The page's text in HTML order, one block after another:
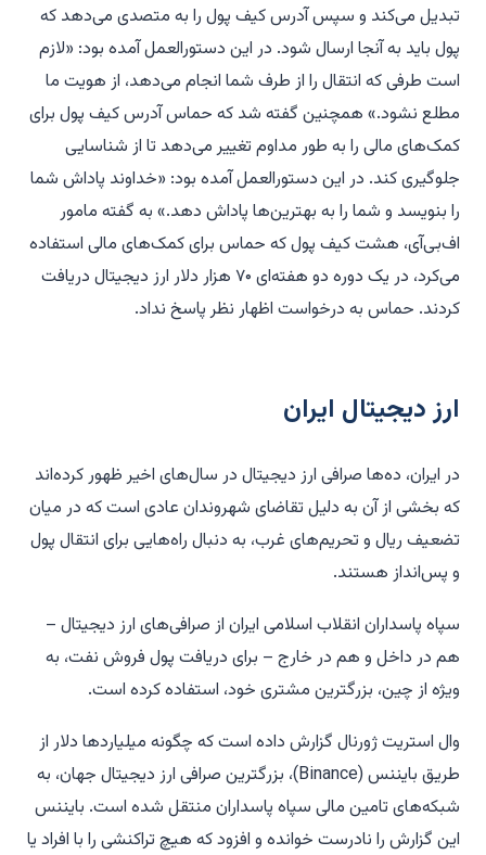
تبدیل می‌کند و سپس آدرس کیف پول را به متصدی می‌دهد که
پول باید به آنجا ارسال شود. در این دستورالعمل آمده بود: «لازم
است طرفی که انتقال را از طرف شما انجام می‌دهد، از هویت ما
مطلع نشود.» همچنین گفته شد که حماس آدرس کیف پول برای
کمک‌های مالی را به طور مداوم تغییر می‌دهد تا از شناسایی
جلوگیری کند. در این دستورالعمل آمده بود: «خداوند پاداش شما
را بنویسد و شما را به بهترین‌ها پاداش دهد.» به گفته مامور
اف‌بی‌آی، هشت کیف پول که حماس برای کمک‌های مالی استفاده
می‌کرد، در یک دوره دو هفته‌ای ۷۰ هزار دلار ارز دیجیتال دریافت
کردند. حماس به درخواست اظهار نظر پاسخ نداد.
ارز دیجیتال ایران
در ایران، ده‌ها صرافی ارز دیجیتال در سال‌های اخیر ظهور کرده‌اند
که بخشی از آن به دلیل تقاضای شهروندان عادی است که در میان
تضعیف ریال و تحریم‌های غرب، به دنبال راه‌هایی برای انتقال پول
و پس‌انداز هستند.
سپاه پاسداران انقلاب اسلامی ایران از صرافی‌های ارز دیجیتال –
هم در داخل و هم در خارج – برای دریافت پول فروش نفت، به
ویژه از چین، بزرگترین مشتری خود، استفاده کرده است.
وال استریت ژورنال گزارش داده است که چگونه میلیاردها دلار از
طریق بایننس (Binance)، بزرگترین صرافی ارز دیجیتال جهان، به
شبکه‌های تامین مالی سپاه پاسداران منتقل شده است. بایننس
این گزارش را نادرست خوانده و افزود که هیچ تراکنشی را با افراد یا